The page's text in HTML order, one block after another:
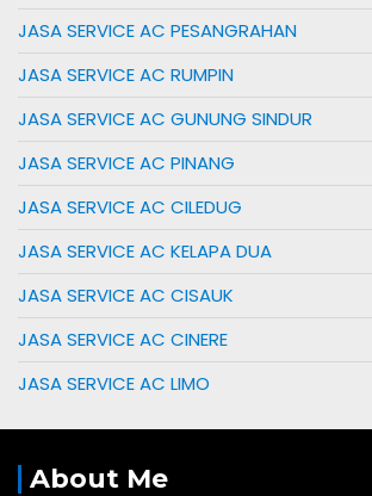
JASA SERVICE AC PESANGRAHAN
JASA SERVICE AC RUMPIN
JASA SERVICE AC GUNUNG SINDUR
JASA SERVICE AC PINANG
JASA SERVICE AC CILEDUG
JASA SERVICE AC KELAPA DUA
JASA SERVICE AC CISAUK
JASA SERVICE AC CINERE
JASA SERVICE AC LIMO
About Me